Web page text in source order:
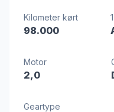
Kilometer kørt
98.000
Motor
2,0
Geartype